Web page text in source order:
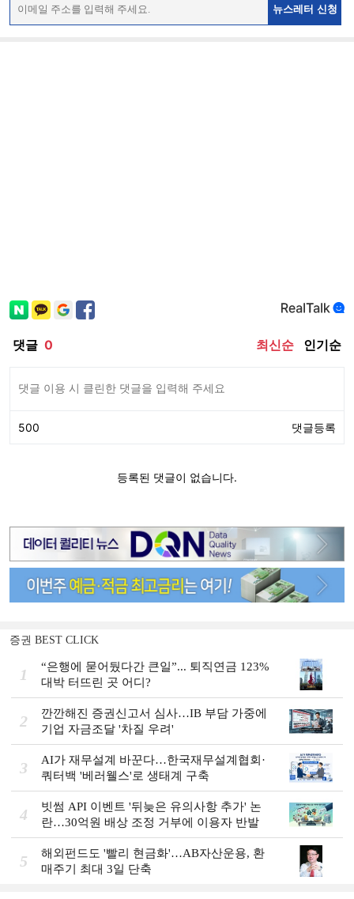
뉴스레터 신청
증권 BEST CLICK
1
“은행에 묻어뒀다간 큰일”... 퇴직연금 123%
대박 터뜨린 곳 어디?
2
깐깐해진 증권신고서 심사…IB 부담 가중에
기업 자금조달 '차질 우려'
3
AI가 재무설계 바꾼다…한국재무설계협회·
쿼터백 '베러웰스'로 생태계 구축
4
빗썸 API 이벤트 '뒤늦은 유의사항 추가' 논
란…30억원 배상 조정 거부에 이용자 반발
5
해외펀드도 '빨리 현금화'…AB자산운용, 환
매주기 최대 3일 단축